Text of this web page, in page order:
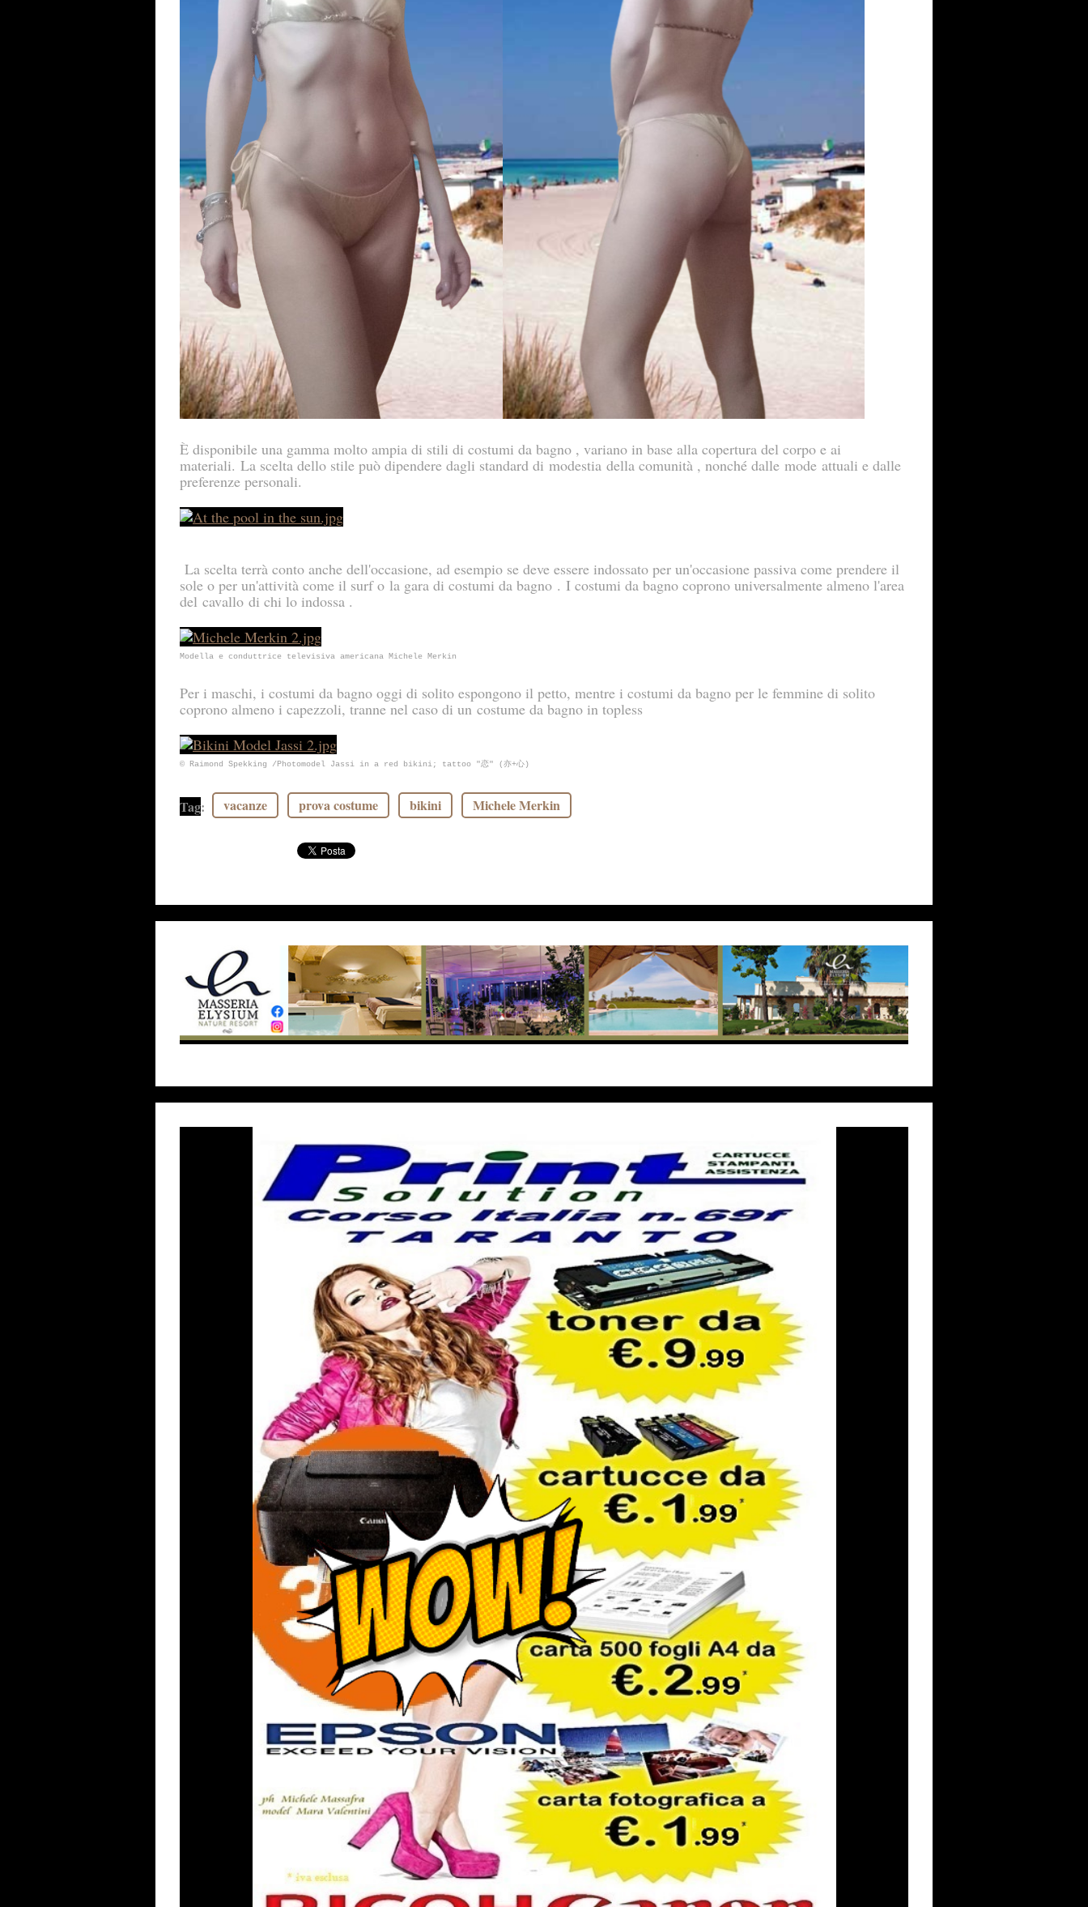
È disponibile una gamma molto ampia di stili di costumi da bagno , variano in base alla copertura del corpo e ai
materiali. La scelta dello stile può dipendere dagli standard di modestia della comunità , nonché dalle mode attuali e dalle
preferenze personali.
La scelta terrà conto anche dell'occasione, ad esempio se deve essere indossato per un'occasione passiva come prendere il
sole o per un'attività come il surf o la gara di costumi da bagno . I costumi da bagno coprono universalmente almeno l'area
del cavallo di chi lo indossa .
Modella e conduttrice televisiva americana Michele Merkin
Per i maschi, i costumi da bagno oggi di solito espongono il petto, mentre i costumi da bagno per le femmine di solito
coprono almeno i capezzoli, tranne nel caso di un costume da bagno in topless
© Raimond Spekking /Photomodel Jassi in a red bikini; tattoo "恋" (亦+心)
Tag: vacanze prova costume bikini Michele Merkin